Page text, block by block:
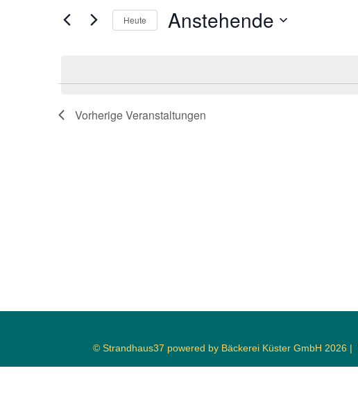
Navigation
nach
Heute Anstehende
VorherigeVeranstaltungen
© Strandhaus37 powered by Bäckerei Küster GmbH 2026 |